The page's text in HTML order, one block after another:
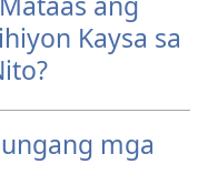
Kaysa sa
mga